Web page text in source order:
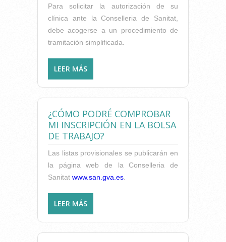
Para solicitar la autorización de su
clínica ante la Conselleria de Sanitat,
debe acogerse a un procedimiento de
tramitación simplificada.
LEER MÁS
AUTORIZACIÓN DE CENTROS
¿CÓMO PODRÉ COMPROBAR
MI INSCRIPCIÓN EN LA BOLSA
DE TRABAJO?
Las listas provisionales se publicarán en
la página web de la Conselleria de
Sanitat www.san.gva.es.
LEER MÁS
COMPROBAR MI INSCRIPCIÓN